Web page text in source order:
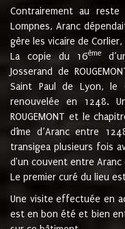
Contrairement au reste
Lompnes, Aranc
gère les vicaire de
La copie du 16ème
Josserand de
Saint Paul de Lyon, le
renouvelée en 1248.
ROUGEMONT et le
dîme d’Aranc entre
transigea plusieurs fois
d'un couvent entre Aranc
Le premier curé du lieu
Une visite effectuée en
est en bon été et bien